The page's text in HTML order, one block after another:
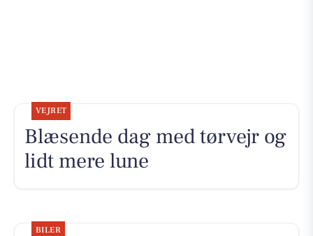
VEJRET
Blæsende dag med tørvejr og
lidt mere lune
BILER